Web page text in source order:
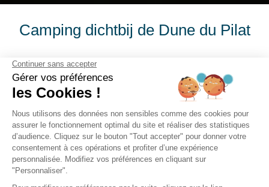
Camping dichtbij de Dune du Pilat
Kies voor een gezinsverblijf in de buurt van de grootste
zandduin van Europa, in het hart van Gironde, in de
regio Nouvelle-Aquitaine. Kies de huuroptie die bij u
4-sterren camping dicht bij de Dune du Pilat ligt vlakbij
de steden Biscarrosse en Arcachon. De camping biedt
vele activiteiten, spelletjes en animaties voor het plezier
van het hele gezin. De mooiste toeristische